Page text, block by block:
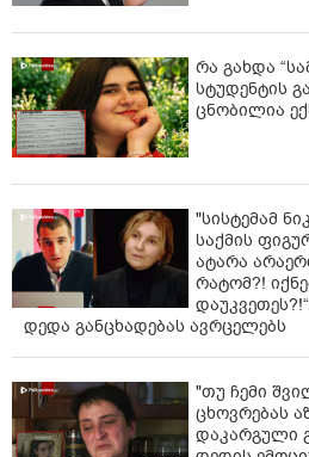
უდავოა, რომ ადგილობრივი
არჩევნები კონკურენტულ
პირობებშიც ჩატარდება. ამასთან,
გარემოებაც, რომ საზოგადოდ,
იქცეს ინდულგენციად არცერთი
რომელიც დანაშაულს სჩადის. არც
მხედველობიდან გასაშვები, რომ
შეწყალების შესახებ შესაბამისმა
რამდენიმე კვირის წინ უარით
პრეზიდენტის ინსტიტუტისთვის
მიყენება სცადეს.
თუმცა, ყველა ზემოაღნიშნული
მიუხედავად, რათა არავის დარჩეს
საბაბიც კი, რომ ადგილობრივი
არჩევნები შეზღუდული
პირობებში ტარდება, მივიღე
მსჯავრდებულის - მამუკა
რა გახდა
სტუდენტის
ცნობილია
"სისტემამ
საქმის
ატარა
რატომ?!
დედა განცხადებას ავრცელებს
"თუ ჩემი
ცხოვრებას
დაკარგული